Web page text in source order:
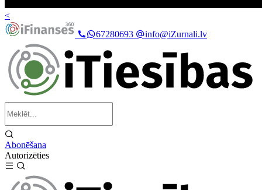
<
67280693
info@iZurnali.lv
Abonēšana
Autorizēties